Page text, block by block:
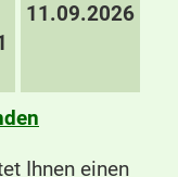
11.09.2026
Ihnen einen